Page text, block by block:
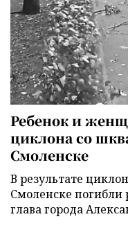
Ребенок и
циклона со
Смоленске
В результате
Смоленске
глава города